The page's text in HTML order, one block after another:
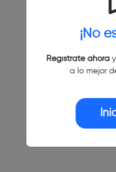
¡No
Regístrate ahoray
a lo mejor